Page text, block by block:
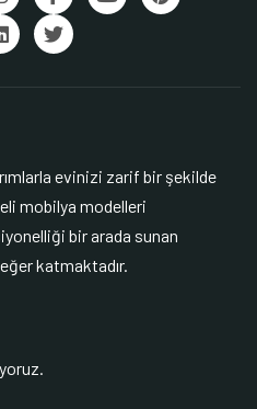
evinizi zarif bir şekilde
mobilya modelleri
bir arada sunan
katmaktadır.